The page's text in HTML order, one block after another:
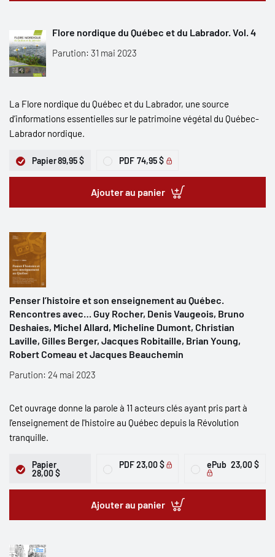
Flore nordique du Québec et du Labrador. Vol. 4
Parution: 31 mai 2023
La Flore nordique du Québec et du Labrador, une source
d’informations essentielles sur le patrimoine végétal du Québec-
Labrador nordique.
Papier89,95 $ PDF 74,95 $
Ajouter au panier
Penser l’histoire et son enseignement au Québec.
Rencontres avec… Guy Rocher, Denis Vaugeois, Bruno
Deshaies, Michel Allard, Micheline Dumont, Christian
Laville, Gilles Berger, Jacques Robitaille, Brian Young,
Robert Comeau et Jacques Beauchemin
Parution: 24 mai 2023
Cet ouvrage donne la parole à 11 acteurs clés ayant pris part à
l'enseignement de l'histoire au Québec depuis la Révolution
tranquille.
Papier
28,00 $
PDF23,00 $ ePub 23,00 $
Ajouter au panier